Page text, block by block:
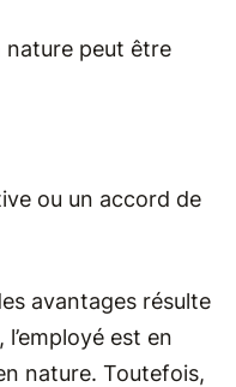
nature peut être
ou un accord de
avantages résulte
est en
nature. Toutefois,